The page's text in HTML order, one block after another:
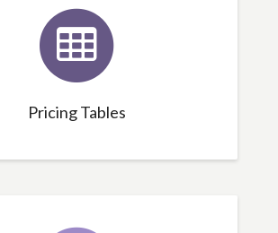
Pricing Tables